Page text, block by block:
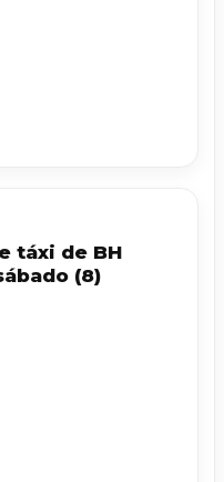
táxi de BH
(8)